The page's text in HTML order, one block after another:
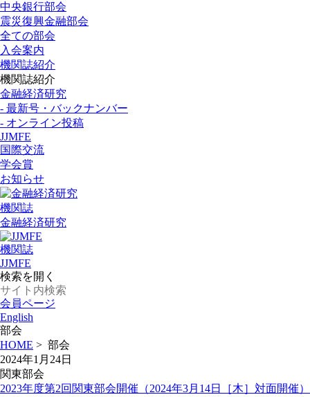
中央銀行部会
震災復興金融部会
全ての部会
入会案内
機関誌紹介
機関誌紹介
金融経済研究
- 最新号・バックナンバー
- オンライン投稿
JJMFE
国際交流
学会賞
お知らせ
機関誌
金融経済研究
機関誌
JJMFE
検索を開く
会員ページ
English
部会
HOME > 部会
2024年1月24日
関東部会
2023年度第2回関東部会開催（2024年3月14日［木］対面開催）